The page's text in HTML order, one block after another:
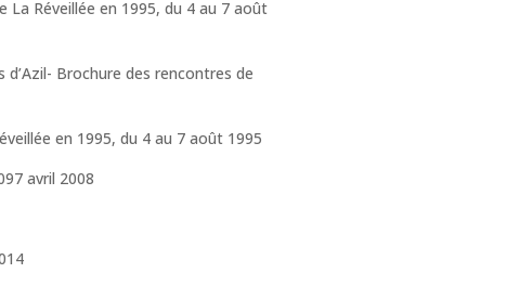
La Réveillée en 1995, du 4 au 7 août
Brochure des rencontres de
en 1995, du 4 au 7 août 1995
avril 2008